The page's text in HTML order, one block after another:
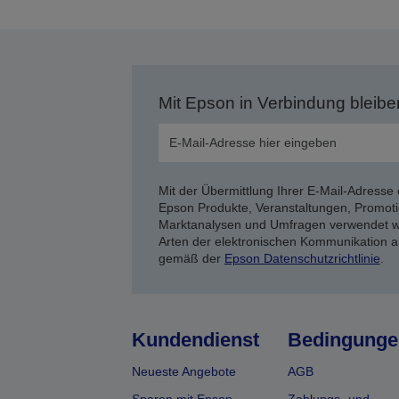
Mit Epson in Verbindung
Mit der Übermittlung Ihrer E-Mail-
Epson Produkte, Veranstaltungen,
Marktanalysen und Umfragen verwendet
Arten der elektronischen Kommunikation
gemäß der Epson Datenschutzrichtlinie.
Kundendienst
Neueste Angebote
AGB